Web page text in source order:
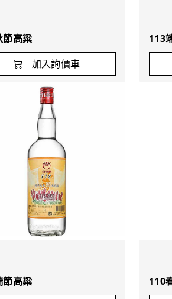
節高粱
加入詢價車
113
節高粱
110